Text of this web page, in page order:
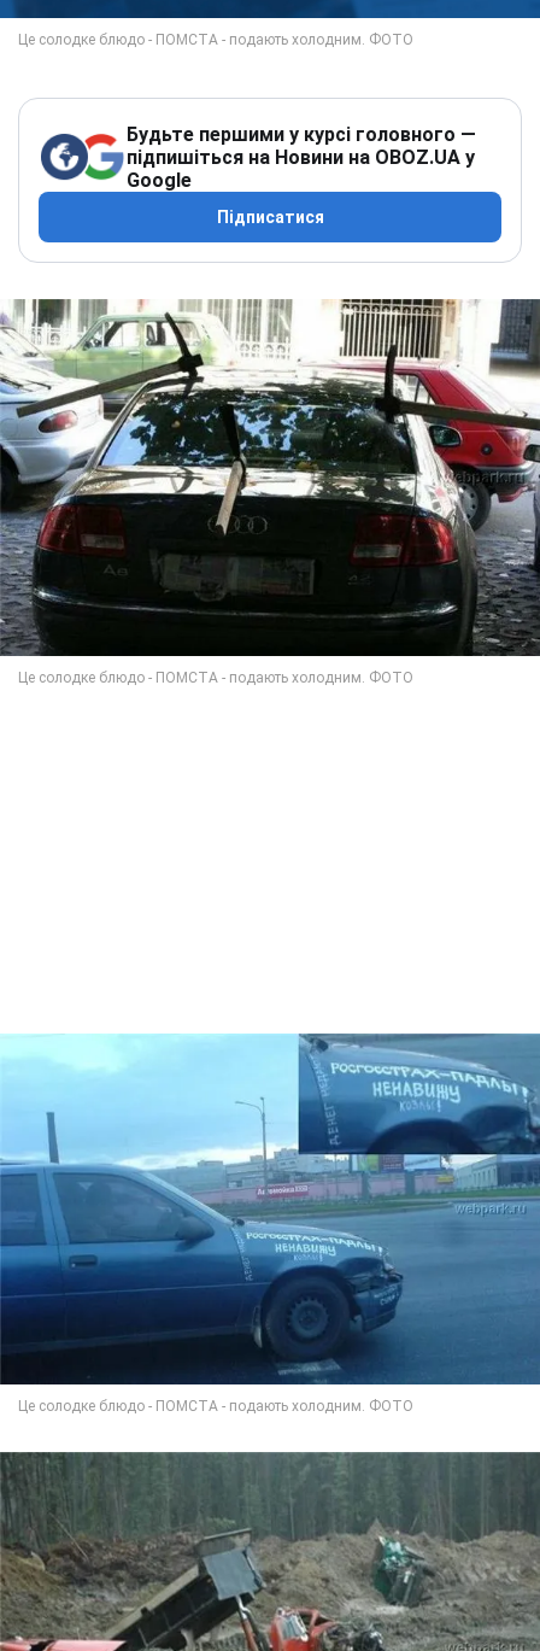
Будьте першими у курсі головного —
підпишіться на Новини на OBOZ.UA у
Google
Підписатися